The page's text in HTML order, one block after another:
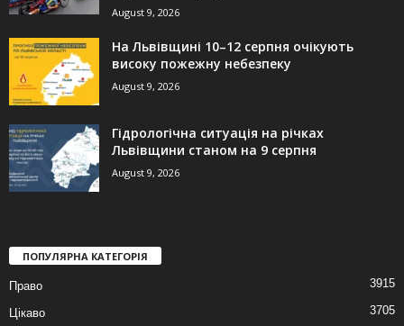
August 9, 2026
На Львівщині 10–12 серпня очікують
високу пожежну небезпеку
August 9, 2026
Гідрологічна ситуація на річках
Львівщини станом на 9 серпня
August 9, 2026
ПОПУЛЯРНА КАТЕГОРІЯ
Право 3915
Цікаво 3705